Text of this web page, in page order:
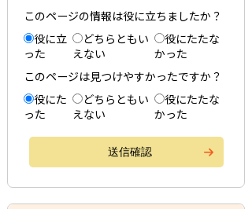
このページの情報は役に立ちましたか？
役に立
った
どちらともい
えない
役にたたな
かった
このページは見つけやすかったですか？
役にた
った
どちらともい
えない
役にたたな
かった